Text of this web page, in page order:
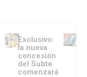
Exclusivo:
la nueva
concesión
del Subte
comenzará